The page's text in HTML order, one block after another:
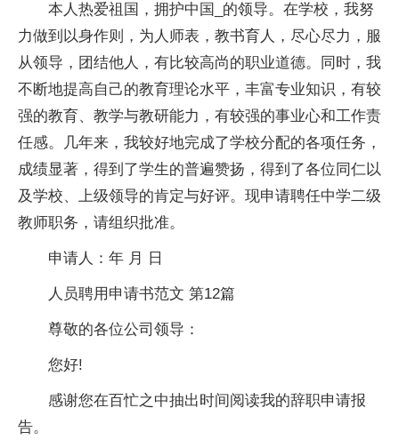
本人热爱祖国，拥护中国_的领导。在学校，我努
力做到以身作则，为人师表，教书育人，尽心尽力，服
从领导，团结他人，有比较高尚的职业道德。同时，我
不断地提高自己的教育理论水平，丰富专业知识，有较
强的教育、教学与教研能力，有较强的事业心和工作责
任感。几年来，我较好地完成了学校分配的各项任务，
成绩显著，得到了学生的普遍赞扬，得到了各位同仁以
及学校、上级领导的肯定与好评。现申请聘任中学二级
教师职务，请组织批准。
申请人：年 月 日
人员聘用申请书范文 第12篇
尊敬的各位公司领导：
您好!
感谢您在百忙之中抽出时间阅读我的辞职申请报
告。